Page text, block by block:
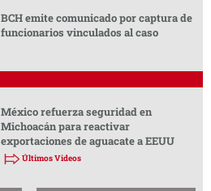
BCH emite comunicado por captura de
funcionarios vinculados al caso
México refuerza seguridad en
Michoacán para reactivar
exportaciones de aguacate a EEUU
Últimos Videos